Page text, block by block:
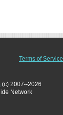
Terms of Service
(c) 2007--2026
Network